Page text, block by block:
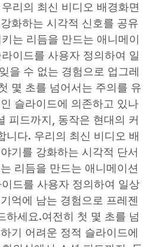
리의 최신 비디오 배경화면
화하는 시각적 신호를 공유
는 리듬을 만드는 애니메이
이드를 사용자 정의하여 일
을 수 없는 경험으로 업그레
몇 초를 넘어서는 주의를 유
슬라이드에 의존하고 있나
피드까지, 동작은 현대의 커
니다. 우리의 최신 비디오 배
기를 강화하는 시각적 단서
리듬을 만드는 애니메이션
드를 사용자 정의하여 일상
억에 남는 경험으로 프레젠
하세요.여전히 첫 몇 초를 넘
기 어려운 정적 슬라이드에